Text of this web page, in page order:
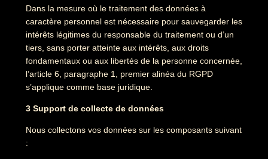
Dans la mesure où le traitement des données à
caractère personnel est nécessaire pour sauvegarder les
intérêts légitimes du responsable du traitement ou d’un
tiers, sans porter atteinte aux intérêts, aux droits
fondamentaux ou aux libertés de la personne concernée,
l’article 6, paragraphe 1, premier alinéa du RGPD
s’applique comme base juridique.
3 Support de collecte de données
Nous collectons vos données sur les composants suivant
: